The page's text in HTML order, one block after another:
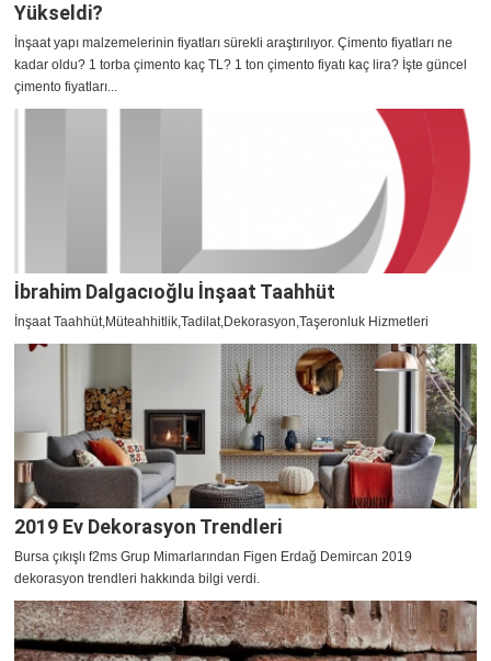
Yükseldi?
İnşaat yapı malzemelerinin fiyatları sürekli araştırılıyor. Çimento fiyatları ne
kadar oldu? 1 torba çimento kaç TL? 1 ton çimento fiyatı kaç lira? İşte güncel
çimento fiyatları...
İbrahim Dalgacıoğlu İnşaat Taahhüt
İnşaat Taahhüt,Müteahhitlik,Tadilat,Dekorasyon,Taşeronluk Hizmetleri
2019 Ev Dekorasyon Trendleri
Bursa çıkışlı f2ms Grup Mimarlarından Figen Erdağ Demircan 2019
dekorasyon trendleri hakkında bilgi verdi.